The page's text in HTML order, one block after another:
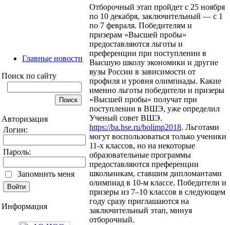
Главные новости
Поиск по сайту
Авторизация
Логин:
Пароль:
Запомнить меня
Информация
Отборочный этап пройдет с 25 ноября
по 10 декабря, заключительный — с 1
по 7 февраля. Победителям и
призерам «Высшей пробы»
предоставляются льготы и
преференции при поступлении в
Высшую школу экономики и другие
вузы России в зависимости от
профиля и уровня олимпиады. Какие
именно льготы победители и призеры
«Высшей пробы» получат при
поступлении в ВШЭ, уже определил
Ученый совет ВШЭ.
https://ba.hse.ru/bolimp2018. Льготами
могут воспользоваться только ученики
11-х классов, но на некоторые
образовательные программы
предоставляются преференции
школьникам, ставшим дипломантами
олимпиад в 10-м классе. Победители и
призеры из 7–10 классов в следующем
году сразу приглашаются на
заключительный этап, минуя
отборочный.